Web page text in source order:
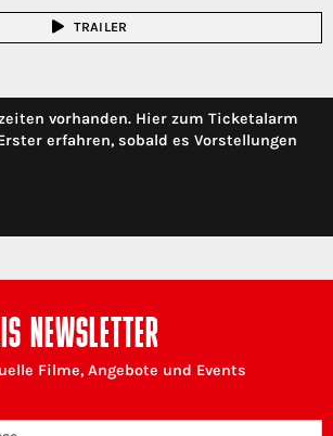
TRAILER
vorhanden. Hier zum Ticketalarm
erfahren, sobald es Vorstellungen
NEWSLETTER
Filme, Angebote und Events